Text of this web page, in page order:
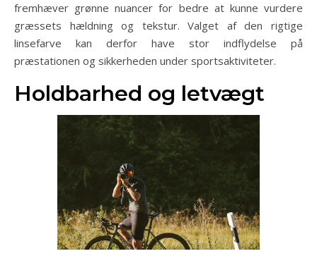
fremhæver grønne nuancer for bedre at kunne vurdere
græssets hældning og tekstur. Valget af den rigtige
linsefarve kan derfor have stor indflydelse på
præstationen og sikkerheden under sportsaktiviteter.
Holdbarhed og letvægt